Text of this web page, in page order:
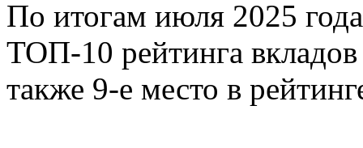
По итогам июля 2025
ТОП-10 рейтинга вкладов
также 9-е место в